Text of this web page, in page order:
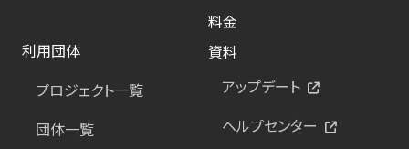
料金
利用団体
プロジェクト一覧
団体一覧
資料
アップデート
ヘルプセンター